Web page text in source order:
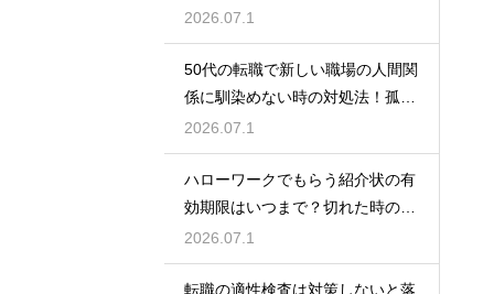
や正しい書き方
2026.07.1
50代の転職で新しい職場の人間関
係に馴染めない時の対処法！孤立
を防ぐためのコツ
2026.07.1
ハローワークでもらう紹介状の有
効期限はいつまで？切れた時の再
発行や対処法
2026.07.1
転職の適性検査は対策しないと落